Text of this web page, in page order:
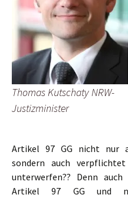
Thomas Kutschaty NRW-
Justizminister
Artikel 97 GG nicht nur
sondern auch
unterwerfen?? Denn
Artikel 97 GG und